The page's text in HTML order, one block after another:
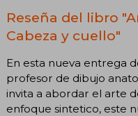
Reseña del libro
Cabeza y cuello"
En esta nueva entrega
profesor de dibujo
invita a abordar el arte
enfoque sintetico, este